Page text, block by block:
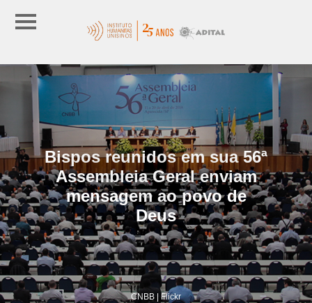
Bispos reunidos em sua 56ª
Assembleia Geral enviam
mensagem ao povo de
Deus
CNBB | Flickr